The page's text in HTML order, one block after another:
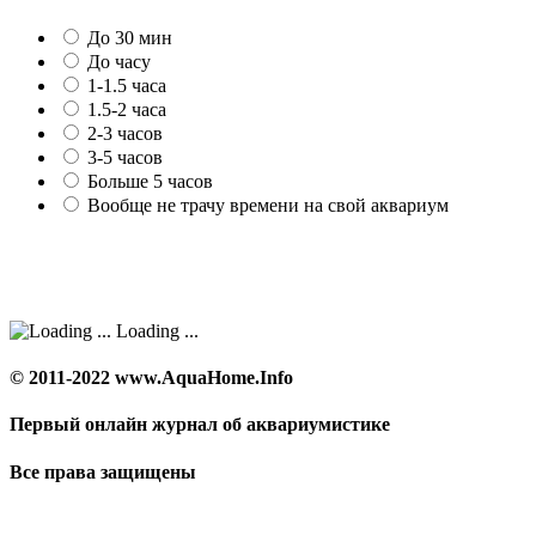
До 30 мин
До часу
1-1.5 часа
1.5-2 часа
2-3 часов
3-5 часов
Больше 5 часов
Вообще не трачу времени на свой аквариум
Loading ...
© 2011-2022 www.AquaHome.Info
Первый онлайн журнал об аквариумистике
Все права защищены